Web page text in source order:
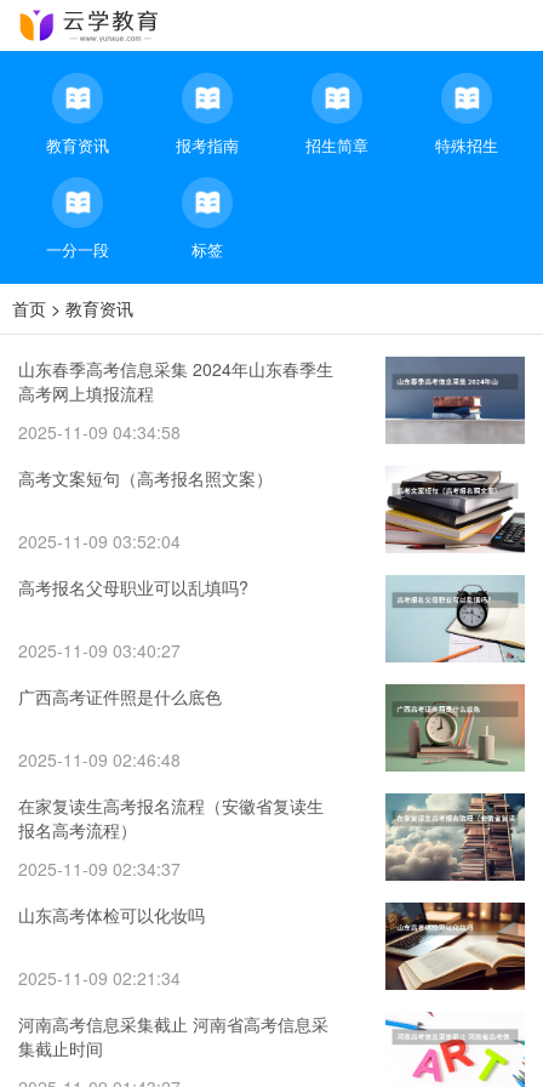
教育资讯 报考指南 招生简章 特殊招生
一分一段 标签
首页 > 教育资讯
山东春季高考信息采集 2024年山东春季生
高考网上填报流程
2025-11-09 04:34:58
高考文案短句（高考报名照文案）
2025-11-09 03:52:04
高考报名父母职业可以乱填吗?
2025-11-09 03:40:27
广西高考证件照是什么底色
2025-11-09 02:46:48
在家复读生高考报名流程（安徽省复读生
报名高考流程）
2025-11-09 02:34:37
山东高考体检可以化妆吗
2025-11-09 02:21:34
河南高考信息采集截止 河南省高考信息采
集截止时间